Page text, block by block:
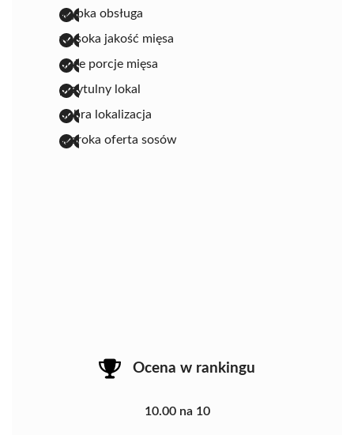
szybka obsługa
wysoka jakość mięsa
duże porcje mięsa
przytulny lokal
dobra lokalizacja
szeroka oferta sosów
Ocena w rankingu
10.00 na 10